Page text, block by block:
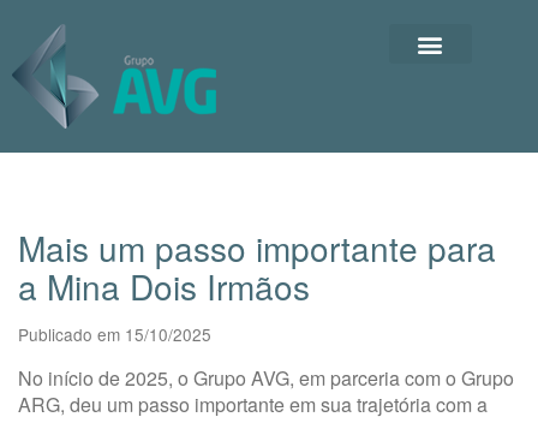
Mais um passo importante para
a Mina Dois Irmãos
Publicado em 15/10/2025
No início de 2025, o Grupo AVG, em parceria com o Grupo
ARG, deu um passo importante em sua trajetória com a